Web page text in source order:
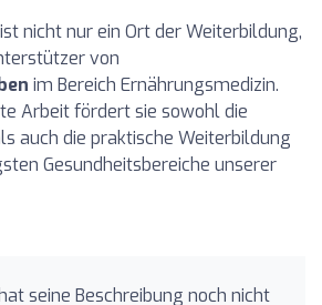
nicht nur ein Ort der Weiterbildung,
von
im Bereich Ernährungsmedizin.
Arbeit fördert sie sowohl die
auch die praktische Weiterbildung
Gesundheitsbereiche unserer
seine Beschreibung noch nicht